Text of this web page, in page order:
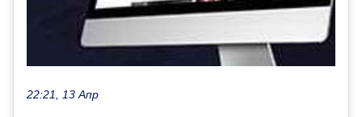
22:21, 13 Апр